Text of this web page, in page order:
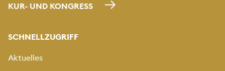
KUR- UND KONGRESS
SCHNELLZUGRIFF
Aktuelles